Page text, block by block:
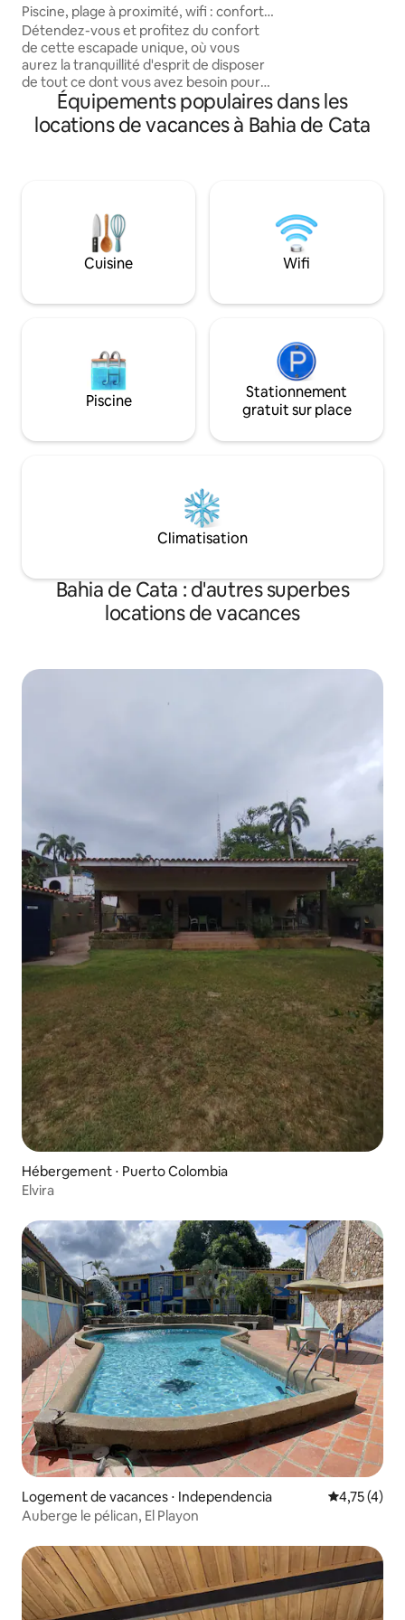
Piscine, plage à proximité, wifi : confort
et repos
Détendez-vous et profitez du confort
de cette escapade unique, où vous
aurez la tranquillité d'esprit de disposer
de tout ce dont vous avez besoin pour
profiter de ces vacances ou de ce repos
bien mérité. Que ce soit en famille ou en
couple, pouvoir se reposer au retour de
nécessaire est quelque chose que nous
prenons en compte, car nous savons
que cela rend votre séjour spécial.
Équipements populaires dans les
locations de vacances à Bahia de Cata
Cuisine Wifi
Piscine
Stationnement
gratuit sur place
Climatisation
Bahia de Cata : d'autres superbes
locations de vacances
Hébergement ⋅ Puerto Colombia
Elvira
Logement de vacances ⋅ Independencia Évaluation
4,75 (4)
Auberge le pélican, El Playon